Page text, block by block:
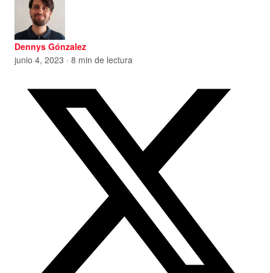
Dennys Gónzalez
junio 4, 2023 · 8 min de lectura